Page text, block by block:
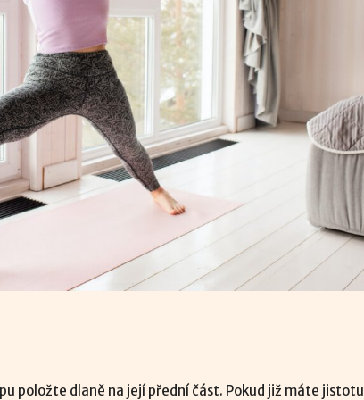
položte dlaně na její přední část. Pokud již máte jistotu